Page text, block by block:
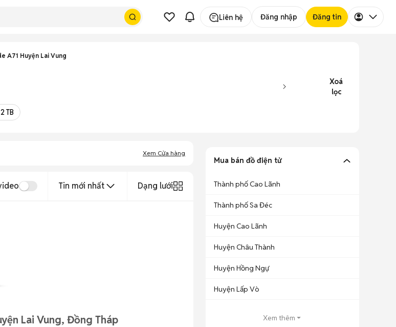
Liên hệ Đăng nhập Đăng tin
A71 Huyện Lai Vung
Xoá
lọc
TB
Xem Cửa hàng
Tin mới nhất Dạng lưới
Lai Vung, Đồng Tháp
Mua bán đồ điện tử
Thành phố Cao Lãnh
Thành phố Sa Đéc
Huyện Cao Lãnh
Huyện Châu Thành
Huyện Hồng Ngự
Huyện Lấp Vò
Xem thêm